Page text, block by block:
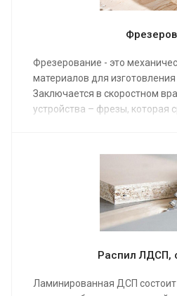
Фрезерование - это
материалов для
Заключается в скоростном
устройства – фрезы, которая
Изготовление
известный процесс. Однако
последнее время особенно
появляются новые
скорость работы и качество
это повышает
Все это позволяет снижать
производимой продукции.
Распил ЛДСП,
Ламинированная ДСП состоит